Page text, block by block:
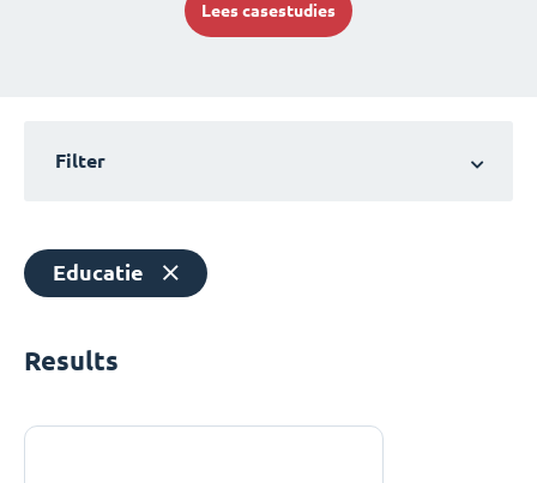
Lees casestudies
Filter
Educatie
Results